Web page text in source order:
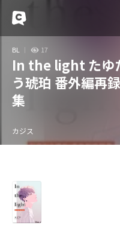
BL 17
In the light たゆ
う琥珀 番外編再録
集
カジス